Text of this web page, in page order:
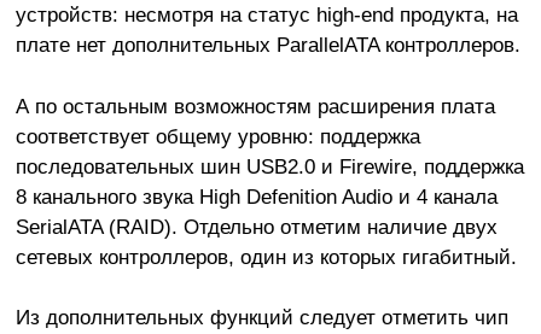
устройств: несмотря на статус high-end продукта, на
плате нет дополнительных ParallelATA контроллеров.
А по остальным возможностям расширения плата
соответствует общему уровню: поддержка
последовательных шин USB2.0 и Firewire, поддержка
8 канального звука High Defenition Audio и 4 канала
SerialATA (RAID). Отдельно отметим наличие двух
сетевых контроллеров, один из которых гигабитный.
Из дополнительных функций следует отметить чип